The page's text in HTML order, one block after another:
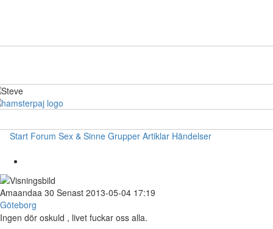
Start Forum Sex & Sinne Grupper Artiklar Händelser
Amaandaa 30 Senast 2013-05-04 17:19
Göteborg
Ingen dör oskuld , livet fuckar oss alla.